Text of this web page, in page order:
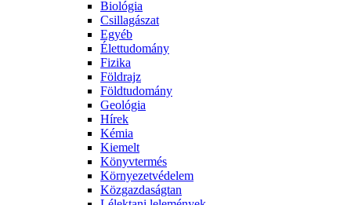
Biológia
Csillagászat
Egyéb
Élettudomány
Fizika
Földrajz
Földtudomány
Geológia
Hírek
Kémia
Kiemelt
Könyvtermés
Környezetvédelem
Közgazdaságtan